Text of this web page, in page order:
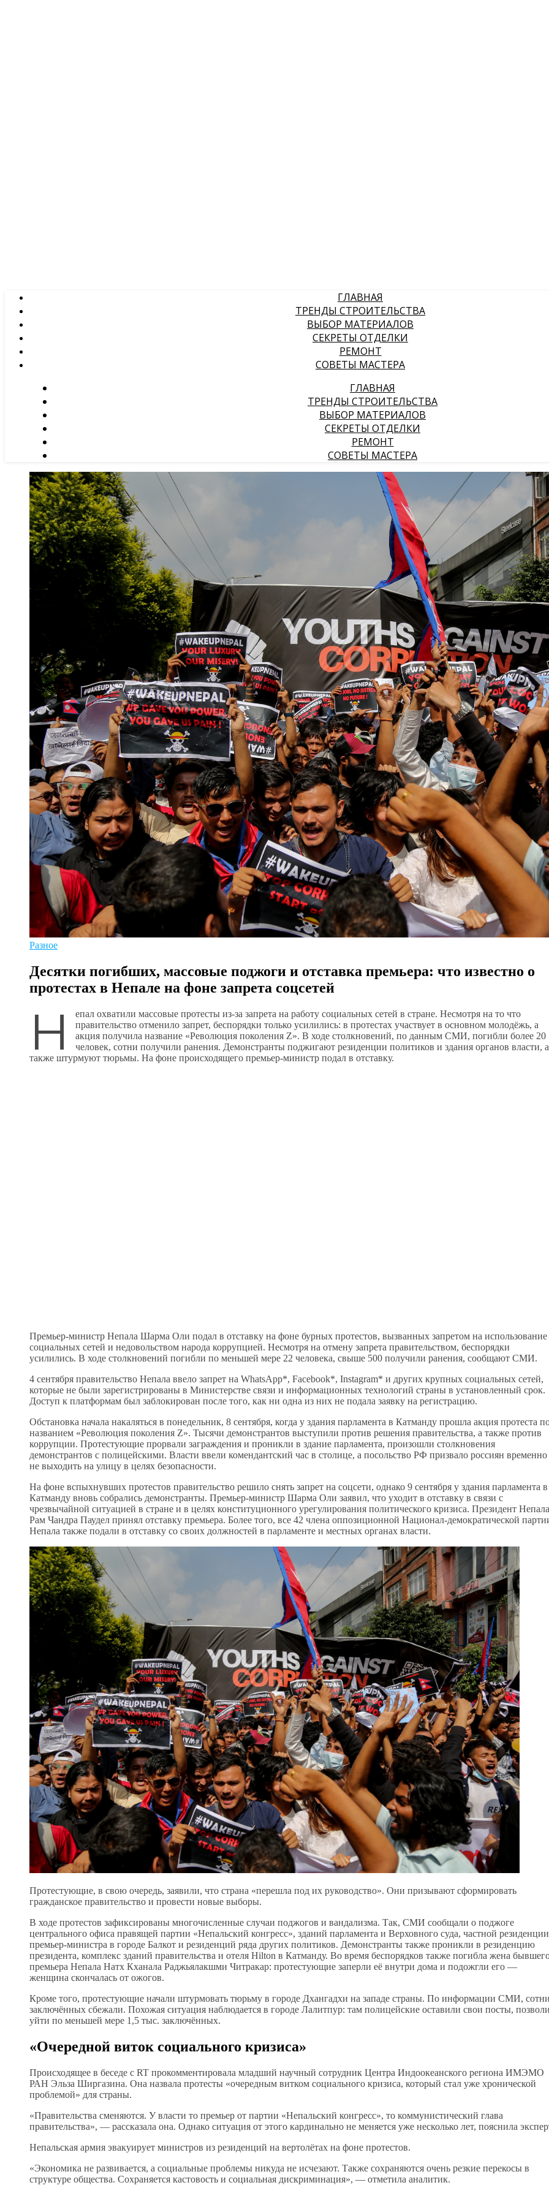
ГЛАВНАЯ
ТРЕНДЫ СТРОИТЕЛЬСТВА
ВЫБОР МАТЕРИАЛОВ
СЕКРЕТЫ ОТДЕЛКИ
РЕМОНТ
СОВЕТЫ МАСТЕРА
ГЛАВНАЯ
ТРЕНДЫ СТРОИТЕЛЬСТВА
ВЫБОР МАТЕРИАЛОВ
СЕКРЕТЫ ОТДЕЛКИ
РЕМОНТ
СОВЕТЫ МАСТЕРА
Разное
Десятки погибших, массовые поджоги и отставка премьера: что известно о
протестах в Непале на фоне запрета соцсетей
Н
епал охватили массовые протесты из-за запрета на работу социальных сетей в стране. Несмотря на то что
правительство отменило запрет, беспорядки только усилились: в протестах участвует в основном молодёжь, а
акция получила название «Революция поколения Z». В ходе столкновений, по данным СМИ, погибли более 20
человек, сотни получили ранения. Демонстранты поджигают резиденции политиков и здания органов власти, а
также штурмуют тюрьмы. На фоне происходящего премьер-министр подал в отставку.
Премьер-министр Непала Шарма Оли подал в отставку на фоне бурных протестов, вызванных запретом на использование
социальных сетей и недовольством народа коррупцией. Несмотря на отмену запрета правительством, беспорядки
усилились. В ходе столкновений погибли по меньшей мере 22 человека, свыше 500 получили ранения, сообщают СМИ.
4 сентября правительство Непала ввело запрет на WhatsApp*, Facebook*, Instagram* и других крупных социальных сетей,
которые не были зарегистрированы в Министерстве связи и информационных технологий страны в установленный срок.
Доступ к платформам был заблокирован после того, как ни одна из них не подала заявку на регистрацию.
Обстановка начала накаляться в понедельник, 8 сентября, когда у здания парламента в Катманду прошла акция протеста
названием «Революция поколения Z». Тысячи демонстрантов выступили против решения правительства, а также против
коррупции. Протестующие прорвали заграждения и проникли в здание парламента, произошли столкновения
демонстрантов с полицейскими. Власти ввели комендантский час в столице, а посольство РФ призвало россиян временно
не выходить на улицу в целях безопасности.
На фоне вспыхнувших протестов правительство решило снять запрет на соцсети, однако 9 сентября у здания парламента в
Катманду вновь собрались демонстранты. Премьер-министр Шарма Оли заявил, что уходит в отставку в связи с
чрезвычайной ситуацией в стране и в целях конституционного урегулирования политического кризиса. Президент Непала
Рам Чандра Паудел принял отставку премьера. Более того, все 42 члена оппозиционной Национал-демократической
Непала также подали в отставку со своих должностей в парламенте и местных органах власти.
Протестующие, в свою очередь, заявили, что страна «перешла под их руководство». Они призывают сформировать
гражданское правительство и провести новые выборы.
В ходе протестов зафиксированы многочисленные случаи поджогов и вандализма. Так, СМИ сообщали о поджоге
центрального офиса правящей партии «Непальский конгресс», зданий парламента и Верховного суда, частной резиденции
премьер-министра в городе Балкот и резиденций ряда других политиков. Демонстранты также проникли в резиденцию
президента, комплекс зданий правительства и отеля Hilton в Катманду. Во время беспорядков также погибла жена
премьера Непала Натх Кханала Раджьялакшми Читракар: протестующие заперли её внутри дома и подожгли его —
женщина скончалась от ожогов.
Кроме того, протестующие начали штурмовать тюрьму в городе Дхангадхи на западе страны. По информации СМИ, сотни
заключённых сбежали. Похожая ситуация наблюдается в городе Лалитпур: там полицейские оставили свои посты,
уйти по меньшей мере 1,5 тыс. заключённых.
«Очередной виток социального кризиса»
Происходящее в беседе с RT прокомментировала младший научный сотрудник Центра Индоокеанского региона ИМЭМО
РАН Эльза Ширгазина. Она назвала протесты «очередным витком социального кризиса, который стал уже хронической
проблемой» для страны.
«Правительства сменяются. У власти то премьер от партии «Непальский конгресс», то коммунистический глава
правительства», — рассказала она. Однако ситуация от этого кардинально не меняется уже несколько лет, пояснила
Непальская армия эвакуирует министров из резиденций на вертолётах на фоне протестов.
«Экономика не развивается, а социальные проблемы никуда не исчезают. Также сохраняются очень резкие перекосы в
структуре общества. Сохраняется кастовость и социальная дискриминация», — отметила аналитик.